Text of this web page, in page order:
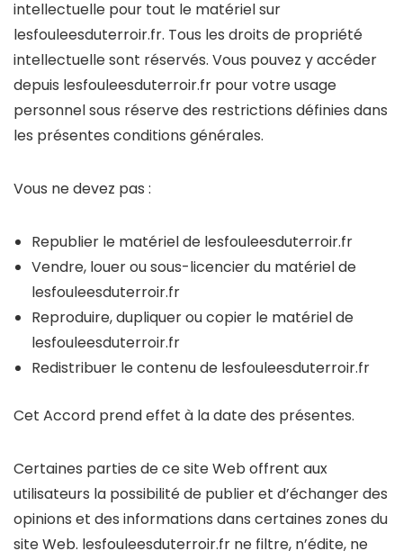
intellectuelle pour tout le matériel sur
lesfouleesduterroir.fr. Tous les droits de propriété
intellectuelle sont réservés. Vous pouvez y accéder
depuis lesfouleesduterroir.fr pour votre usage
personnel sous réserve des restrictions définies dans
les présentes conditions générales.
Vous ne devez pas :
Republier le matériel de lesfouleesduterroir.fr
Vendre, louer ou sous-licencier du matériel de
lesfouleesduterroir.fr
Reproduire, dupliquer ou copier le matériel de
lesfouleesduterroir.fr
Redistribuer le contenu de lesfouleesduterroir.fr
Cet Accord prend effet à la date des présentes.
Certaines parties de ce site Web offrent aux
utilisateurs la possibilité de publier et d’échanger des
opinions et des informations dans certaines zones du
site Web. lesfouleesduterroir.fr ne filtre, n’édite, ne